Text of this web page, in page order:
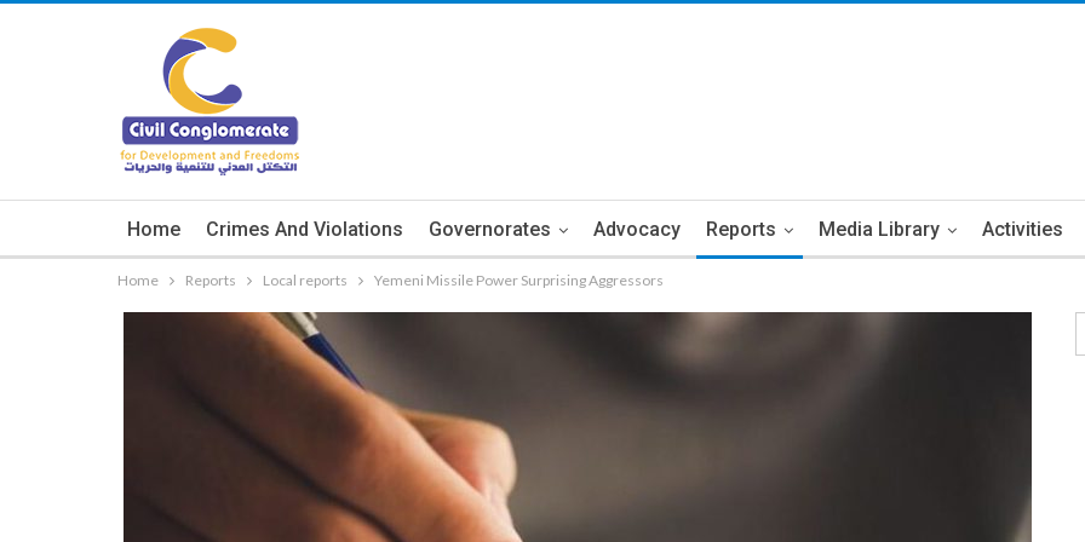
Home Crimes And Violations Governorates Advocacy Reports Media Library Activities
Home Reports Local reports Yemeni Missile Power Surprising Aggressors